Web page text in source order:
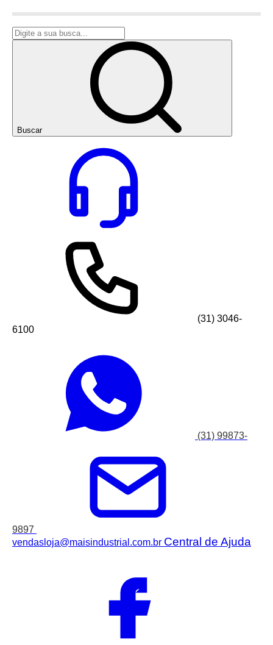
Buscar
(31) 3046-
6100
(31) 99873-
9897
vendasloja@maisindustrial.com.br Central de Ajuda